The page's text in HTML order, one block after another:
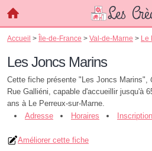
Accueil > Île-de-France > Val-de-Marne > Le
Les Joncs Marins
Cette fiche présente "Les Joncs Marins",
Rue Galliéni, capable d'accueillir jusqu'à
ans à Le Perreux-sur-Marne.
Adresse
Horaires Inscription
Améliorer cette fiche